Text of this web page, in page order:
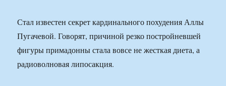
Стал известен секрет кардинального похудения Аллы
Пугачевой. Говорят, причиной резко постройневшей
фигуры примадонны стала вовсе не жесткая диета, а
радиоволновая липосакция.